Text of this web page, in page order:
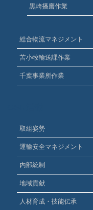
黒崎播磨作業
総合物流マネジメント
苫小牧輸送課作業
千葉事業所作業
取組姿勢
運輸安全マネジメント
内部統制
地域貢献
人材育成・技能伝承